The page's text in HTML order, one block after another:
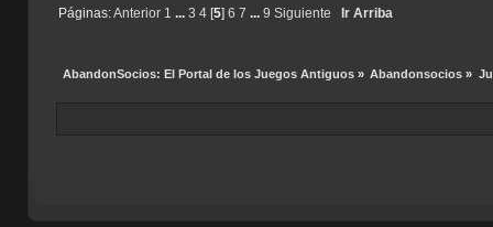
Páginas:Anterior 1 ... 3 4[ 5] 6 7 ... 9 Siguiente Ir Arriba
AbandonSocios: El Portal de los Juegos Antiguos» Abandonsocios »